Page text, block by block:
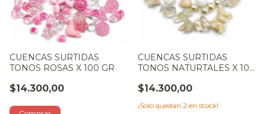
CUENCAS SURTIDAS
TONOS ROSAS X 100 GR
$14.300,00
CUENCAS SURTIDAS
TONOS NATURTALES X 100
$14.300,00
¡Solo quedan 2 en stock!